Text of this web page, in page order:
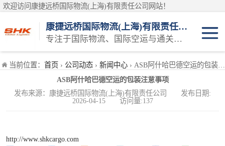
欢迎访问康捷远桥国际物流(上海)有限责任公司网站！
康捷远桥国际物流(上海)有限责任公司
专注于国际物流、国际空运与通关一体化一站式物流服务商
当前位置： 首页 › 公司动态 › 新闻中心 › ASB阿什哈巴德空运的包装注意事项
ASB阿什哈巴德空运的包装注意事项
发布来源：康捷远桥国际物流(上海)有限责任公司 发布日期:
2026-04-15 访问量:137
http://www.shkcargo.com
日本空运
韩国空运
印度空运